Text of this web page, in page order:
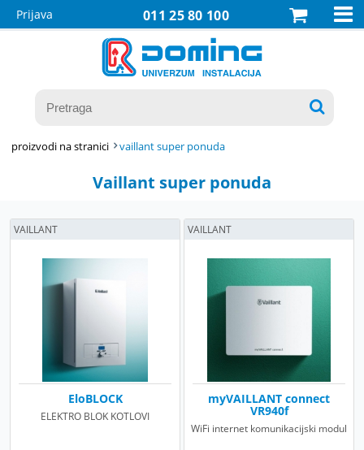
011 25 80 100
Prijava 

proizvodi na stranici vaillant super ponuda
Vaillant super ponuda
EloBLOCK
ELEKTRO BLOK KOTLOVI
VAILLANT
myVAILLANT connect
VR940f
WiFi internet komunikacijski modul
VAILLANT